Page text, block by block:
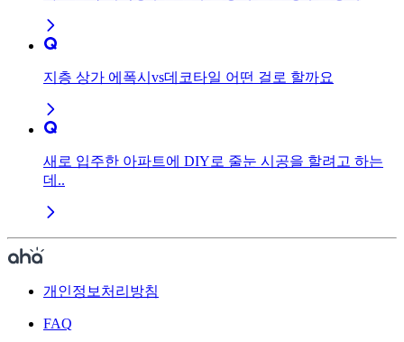
지층 상가 에폭시vs데코타일 어떤 걸로 할까요
새로 입주한 아파트에 DIY로 줄눈 시공을 할려고 하는
데..
개인정보처리방침
FAQ